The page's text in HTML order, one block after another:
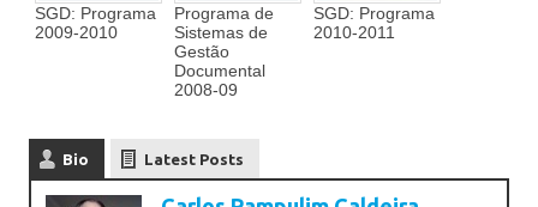
SGD: Programa
2009-2010
Programa de
Sistemas de
Gestão
Documental
2008-09
SGD: Programa
2010-2011
Bio Latest Posts